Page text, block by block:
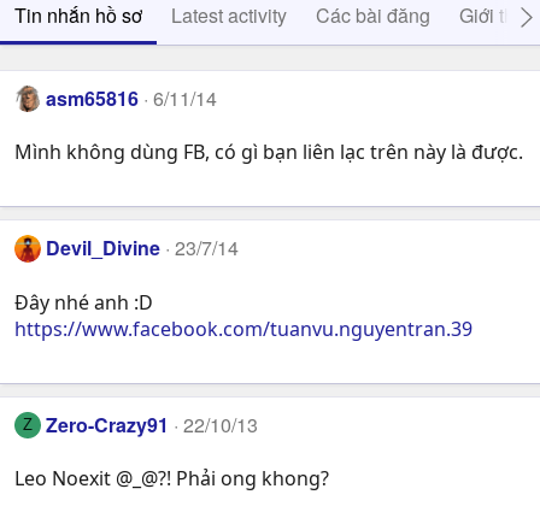
Tin nhắn hồ sơ Latest activity Các bài đăng Giới thiệu
asm65816 6/11/14
Mình không dùng FB, có gì bạn liên lạc trên này là được.
Devil_Divine 23/7/14
Đây nhé anh :D
https://www.facebook.com/tuanvu.nguyentran.39
Z Zero-Crazy91 22/10/13
Leo Noexit @_@?! Phải ong khong?